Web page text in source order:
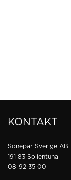
KONTAKT
Sonepar Sverige AB
191 83 Sollentuna
08-92 35 00